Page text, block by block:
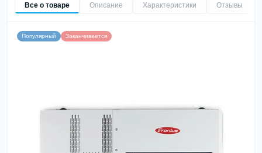
Все о товаре Описание Характеристики Отзывы
Популярный Заканчивается